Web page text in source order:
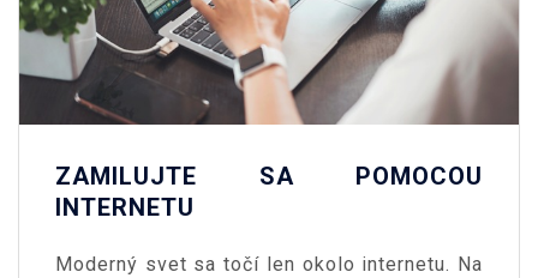
ZAMILUJTE SA POMOCOU
INTERNETU
Moderný svet sa točí len okolo internetu. Na